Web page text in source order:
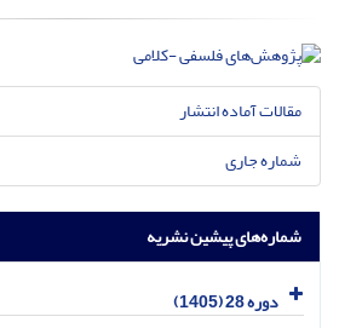
مقالات آماده انتشار
شماره جاری
شماره‌های پیشین نشریه
دوره 28 (1405)